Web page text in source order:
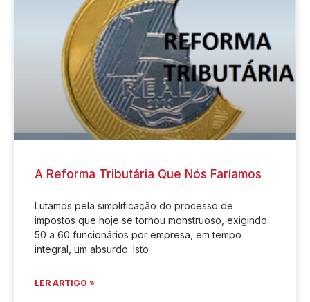
A Reforma Tributária Que Nós Faríamos
Lutamos pela simplificação do processo de
impostos que hoje se tornou monstruoso, exigindo
50 a 60 funcionários por empresa, em tempo
integral, um absurdo. Isto
LER ARTIGO »